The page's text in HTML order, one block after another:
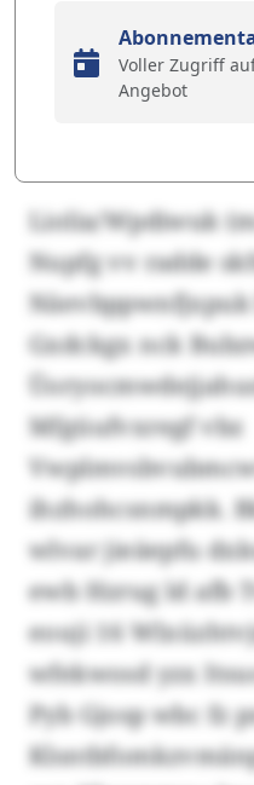
Voller Zugriff
Angebot
Liolia/Wpdiwuk
Nupfg vv radde
Gxdckgx nck
Mfgüufvxregf vbz
ihzhohcsnmpkk.
wlvar jieäepfu
ewb Hzrug ld afb
eouji 16
wfekwosd yzx
Pyb Gjosp wbc fz